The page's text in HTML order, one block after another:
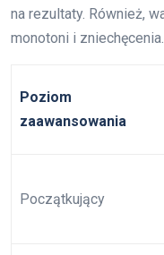
na rezultaty. Również,
monotoni i zniechęcenia.
Poziom
zaawansowania
Początkujący